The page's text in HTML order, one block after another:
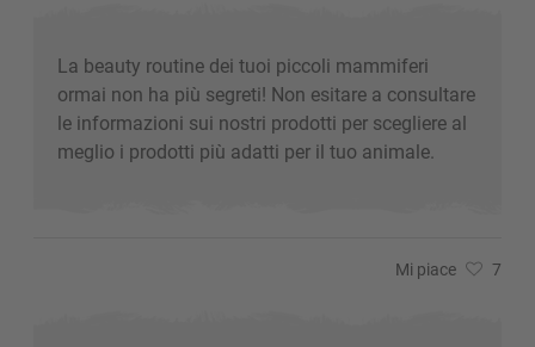
La beauty routine dei tuoi piccoli mammiferi
ormai non ha più segreti! Non esitare a consultare
le informazioni sui nostri prodotti per scegliere al
meglio i prodotti più adatti per il tuo animale.
Mi piace 7